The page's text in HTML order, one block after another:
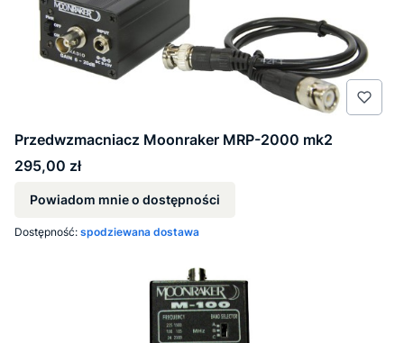
Przedwzmacniacz Moonraker MRP-2000 mk2
Cena
295,00 zł
Powiadom mnie o dostępności
Dostępność: spodziewana dostawa